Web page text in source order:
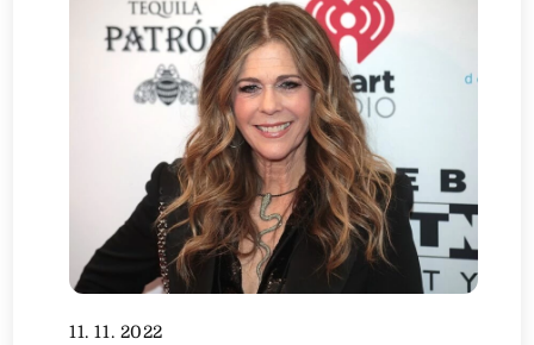
11. 11. 2022